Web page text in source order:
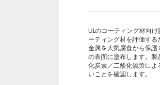
ULのコーティング材向
ーティング材を評価す
⾦属を⼤気腐⾷から保
の表⾯に塗布します。
化炭素／⼆酸化硫⻩に
いことを確認します。